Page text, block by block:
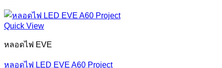
Quick View
หลอดไฟ EVE
หลอดไฟ LED EVE A60 Project